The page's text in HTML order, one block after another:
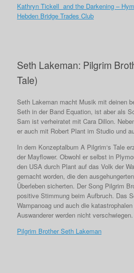
Kathryn Tickell and the Darkening –
Hebden Bridge Trades Club
Seth Lakeman: Pilgrim
Tale)
Seth Lakeman macht Musik mit deinen
Seth in der Band Equation, ist aber als
Sam ist verheiratet mit Cara Dillon.
er auch mit Robert Plant im Studio und
In dem Konzeptalbum A Pilgrim‘s Tale
der Mayflower. Obwohl er selbst in
den USA durch Plant auf das Volk der
gemacht worden, die den
Überleben sicherten. Der Song Pilgrim
positive Stimmung beim Aufbruch. Das
Wampanoag und auch die
Auswanderer werden nicht verschwiegen.
Pilgrim Brother Seth Lakeman